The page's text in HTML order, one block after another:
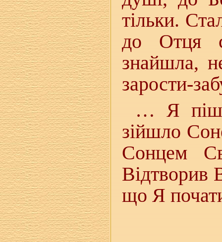
тільки.
до Отця
знайшла,
зарости-
… Я
зійшло
Сонцем
Відтворив
що Я